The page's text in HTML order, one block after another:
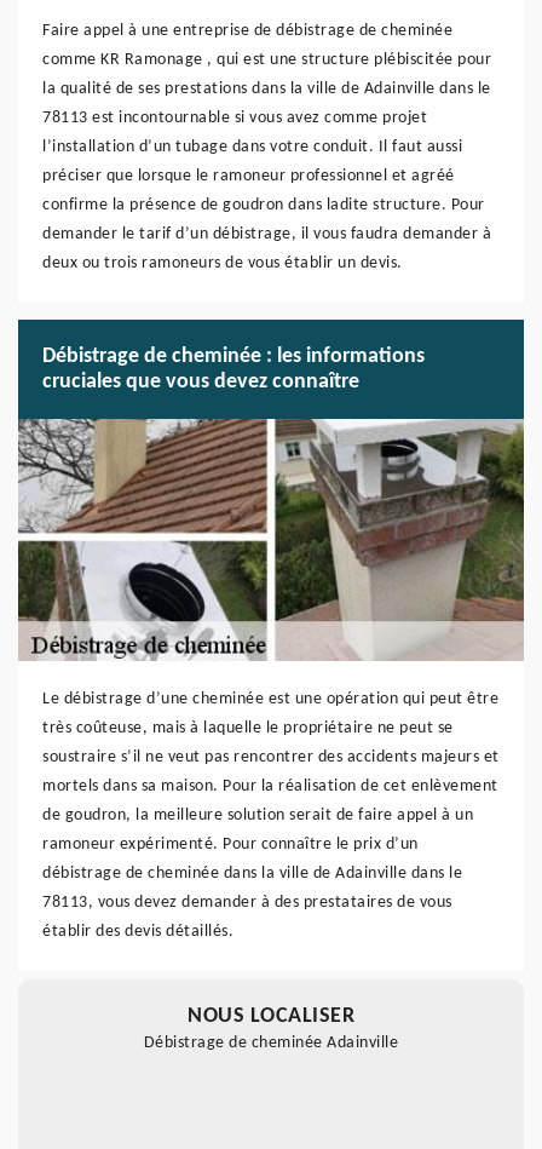
Faire appel à une entreprise de débistrage de cheminée
comme KR Ramonage , qui est une structure plébiscitée pour
la qualité de ses prestations dans la ville de Adainville dans le
78113 est incontournable si vous avez comme projet
l’installation d’un tubage dans votre conduit. Il faut aussi
préciser que lorsque le ramoneur professionnel et agréé
confirme la présence de goudron dans ladite structure. Pour
demander le tarif d’un débistrage, il vous faudra demander à
deux ou trois ramoneurs de vous établir un devis.
Débistrage de cheminée : les informations
cruciales que vous devez connaître
Le débistrage d’une cheminée est une opération qui peut être
très coûteuse, mais à laquelle le propriétaire ne peut se
soustraire s’il ne veut pas rencontrer des accidents majeurs et
mortels dans sa maison. Pour la réalisation de cet enlèvement
de goudron, la meilleure solution serait de faire appel à un
ramoneur expérimenté. Pour connaître le prix d’un
débistrage de cheminée dans la ville de Adainville dans le
78113, vous devez demander à des prestataires de vous
établir des devis détaillés.
NOUS LOCALISER
Débistrage de cheminée Adainville